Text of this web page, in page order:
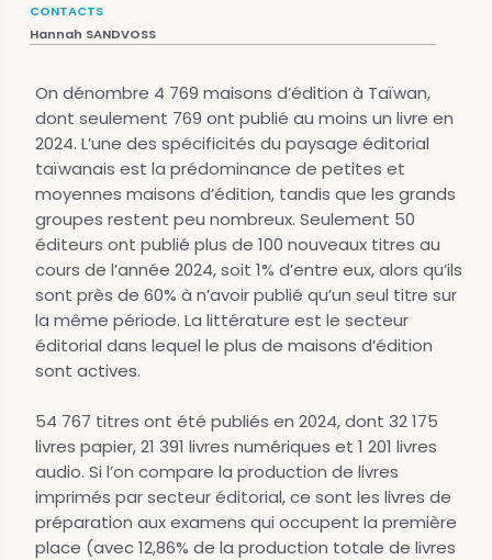
CONTACTS
Hannah SANDVOSS
On dénombre 4 769 maisons d’édition à Taïwan,
dont seulement 769 ont publié au moins un livre en
2024. L’une des spécificités du paysage éditorial
taïwanais est la prédominance de petites et
moyennes maisons d’édition, tandis que les grands
groupes restent peu nombreux. Seulement 50
éditeurs ont publié plus de 100 nouveaux titres au
cours de l’année 2024, soit 1% d’entre eux, alors qu’ils
sont près de 60% à n’avoir publié qu’un seul titre sur
la même période. La littérature est le secteur
éditorial dans lequel le plus de maisons d’édition
sont actives.
54 767 titres ont été publiés en 2024, dont 32 175
livres papier, 21 391 livres numériques et 1 201 livres
audio. Si l’on compare la production de livres
imprimés par secteur éditorial, ce sont les livres de
préparation aux examens qui occupent la première
place (avec 12,86% de la production totale de livres